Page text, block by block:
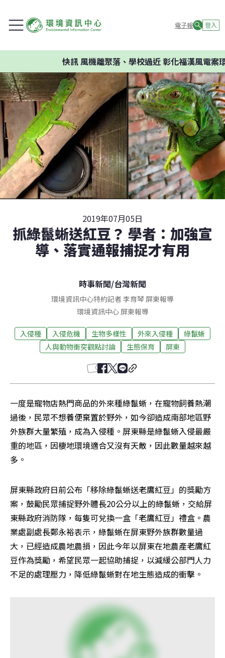
電子報 登入
風機離聚落、學校過近 彰化福漢風電案環委建
2019年07月05日
抓綠鬣蜥送紅豆？ 學者：加強宣
導、落實通報捕捉才有用
時事新聞/台灣新聞
環境資訊中心特約記者 李育琴 屏東報導
環境資訊中心屏東報導
入侵種 入侵危機 生物多樣性 外來入侵種
綠鬣蜥
人與動物衝突觀點討論
生態保育 屏東
一度是寵物店熱門商品的外來種綠鬣蜥，在寵物飼養熱潮
過後，民眾不想養便棄置於野外，如今卻造成南部地區野
外族群大量繁殖，成為入侵種。屏東縣是綠鬣蜥入侵最嚴
重的地區，因棲地環境適合又沒有天敵，因此數量越來越
多。
屏東縣政府日前公布「移除綠鬣蜥送老鷹紅豆」的獎勵方
案，鼓勵民眾捕捉野外體長20公分以上的綠鬣蜥，交給屏
東縣政府消防隊，每隻可兌換一盒「老鷹紅豆」禮盒。農
業處副處長鄭永裕表示，綠鬣蜥在屏東野外族群數量過
大，已經造成農地農損，因此今年以屏東在地農產老鷹紅
豆作為獎勵，希望民眾一起協助捕捉，以減緩公部門人力
不足的處理壓力，降低綠鬣蜥對在地生態造成的衝擊。